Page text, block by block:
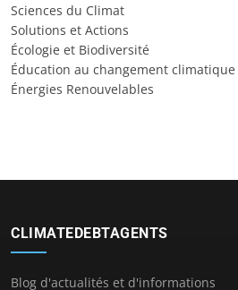
Sciences du Climat
Solutions et Actions
Écologie et Biodiversité
Éducation au changement climatique
Énergies Renouvelables
CLIMATEDEBTAGENTS
Blog d'actualités et d'informations